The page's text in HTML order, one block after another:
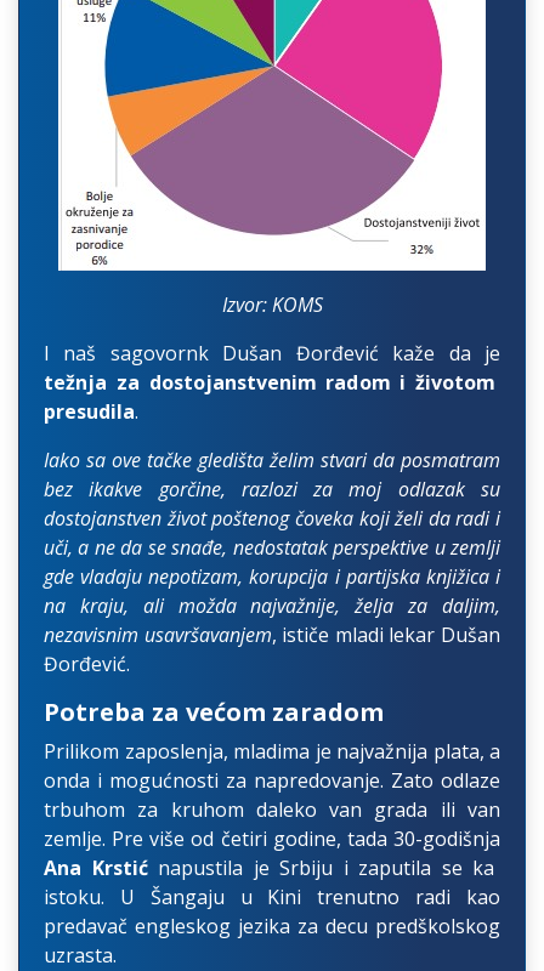
Izvor: KOMS
I naš sagovornk Dušan Đorđević kaže da je
težnja za dostojanstvenim radom i životom
presudila.
Iako sa ove tačke gledišta želim stvari da posmatram
bez ikakve gorčine, razlozi za moj odlazak su
dostojanstven život poštenog čoveka koji želi da radi i
uči, a ne da se snađe, nedostatak perspektive u zemlji
gde vladaju nepotizam, korupcija i partijska knjižica i
na kraju, ali možda najvažnije, želja za daljim,
nezavisnim usavršavanjem, ističe mladi lekar Dušan
Đorđević.
Potreba za većom zaradom
Prilikom zaposlenja, mladima je najvažnija plata, a
onda i mogućnosti za napredovanje. Zato odlaze
trbuhom za kruhom daleko van grada ili van
zemlje. Pre više od četiri godine, tada 30-godišnja
Ana Krstićnapustila je Srbiju i zaputila se ka
istoku. U Šangaju u Kini trenutno radi kao
predavač engleskog jezika za decu predškolskog
uzrasta.